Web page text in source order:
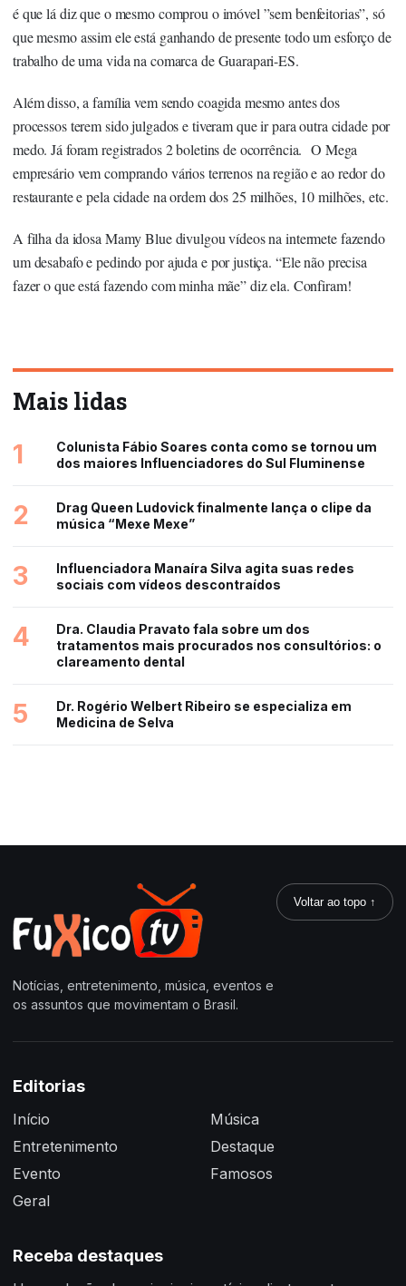
é que lá diz que o mesmo comprou o imóvel ”sem benfeitorias”, só
que mesmo assim ele está ganhando de presente todo um esforço de
trabalho de uma vida na comarca de Guarapari-ES.
Além disso, a família vem sendo coagida mesmo antes dos
processos terem sido julgados e tiveram que ir para outra cidade por
medo. Já foram registrados 2 boletins de ocorrência. O Mega
empresário vem comprando vários terrenos na região e ao redor do
restaurante e pela cidade na ordem dos 25 milhões, 10 milhões, etc.
A filha da idosa Mamy Blue divulgou vídeos na intermete fazendo
um desabafo e pedindo por ajuda e por justiça. “Ele não precisa
fazer o que está fazendo com minha mãe” diz ela. Confiram!
Mais lidas
1
Colunista Fábio Soares conta como se tornou um
dos maiores Influenciadores do Sul Fluminense
2
Drag Queen Ludovick finalmente lança o clipe da
música “Mexe Mexe”
3
Influenciadora Manaíra Silva agita suas redes
sociais com vídeos descontraídos
4
Dra. Claudia Pravato fala sobre um dos
tratamentos mais procurados nos consultórios: o
clareamento dental
5
Dr. Rogério Welbert Ribeiro se especializa em
Medicina de Selva
Notícias, entretenimento, música, eventos e
os assuntos que movimentam o Brasil.
Voltar ao topo ↑
Editorias
Início
Entretenimento
Evento
Geral
Música
Destaque
Famosos
Receba destaques